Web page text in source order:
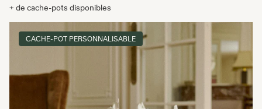
+ de cache-pots disponibles
CACHE-POT PERSONNALISABLE